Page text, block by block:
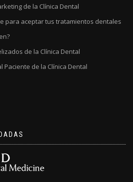
de la Clínica Dental
para aceptar tus tratamientos dentales
de la Clínica Dental
Paciente de la Clínica Dental